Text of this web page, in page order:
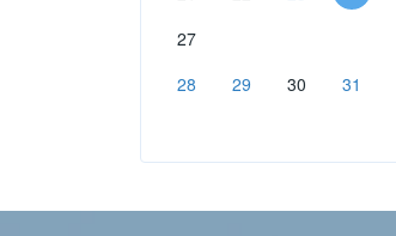
27
28
29 30 31